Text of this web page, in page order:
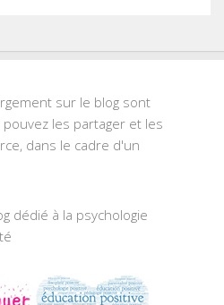
sur le blog sont
pouvez les partager et les
dans le cadre d'un
dédié à la psychologie